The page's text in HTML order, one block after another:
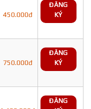
450.000đ
ĐĂNG
KÝ
750.000đ
ĐĂNG
KÝ
ĐĂNG